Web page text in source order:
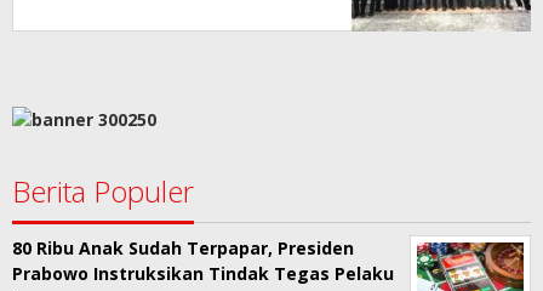
Berita Populer
80 Ribu Anak Sudah Terpapar, Presiden
Prabowo Instruksikan Tindak Tegas Pelaku